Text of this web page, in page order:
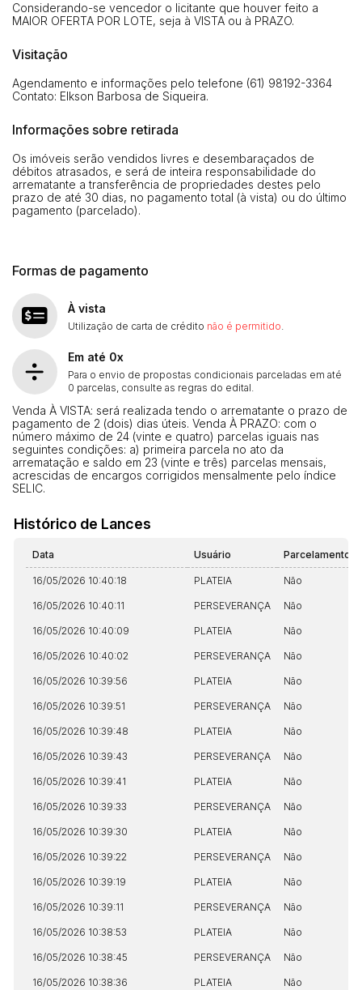
Considerando-se vencedor o licitante que houver feito a
MAIOR OFERTA POR LOTE, seja à VISTA ou à PRAZO.
Visitação
Agendamento e informações pelo telefone (61) 98192-3364
Contato: Elkson Barbosa de Siqueira.
Informações sobre retirada
Os imóveis serão vendidos livres e desembaraçados de
débitos atrasados, e será de inteira responsabilidade do
arrematante a transferência de propriedades destes pelo
prazo de até 30 dias, no pagamento total (à vista) ou do último
pagamento (parcelado).
Formas de pagamento
À vista
Utilização de carta de crédito não é permitido
Em até 0x
Para o envio de propostas condicionais parceladas em até
0 parcelas, consulte as regras do edital.
Venda À VISTA: será realizada tendo o arrematante o prazo de
pagamento de 2 (dois) dias úteis. Venda À PRAZO: com o
número máximo de 24 (vinte e quatro) parcelas iguais nas
seguintes condições: a) primeira parcela no ato da
arrematação e saldo em 23 (vinte e três) parcelas mensais,
acrescidas de encargos corrigidos mensalmente pelo índice
SELIC.
Histórico de Lances
Data Usuário Parcelamento
16/05/2026 10:40:18 PLATEIA Não
16/05/2026 10:40:11 PERSEVERANÇA Não
16/05/2026 10:40:09 PLATEIA Não
16/05/2026 10:40:02 PERSEVERANÇA Não
16/05/2026 10:39:56 PLATEIA Não
16/05/2026 10:39:51 PERSEVERANÇA Não
16/05/2026 10:39:48 PLATEIA Não
16/05/2026 10:39:43 PERSEVERANÇA Não
16/05/2026 10:39:41 PLATEIA Não
16/05/2026 10:39:33 PERSEVERANÇA Não
16/05/2026 10:39:30 PLATEIA Não
16/05/2026 10:39:22 PERSEVERANÇA Não
16/05/2026 10:39:19 PLATEIA Não
16/05/2026 10:39:11 PERSEVERANÇA Não
16/05/2026 10:38:53 PLATEIA Não
16/05/2026 10:38:45 PERSEVERANÇA Não
16/05/2026 10:38:36 PLATEIA Não
Envie sua Proposta
(Art. 895, CPC)
Data Usuário
14/04/2025 18:43:11
14/04/2025 18:43:11 TIAGOFELIPE R$ 1,00
14/04/2025 18:43:11 TIAGOFELIPE R$ 1,00
Habilite-se para efetuar lances ou